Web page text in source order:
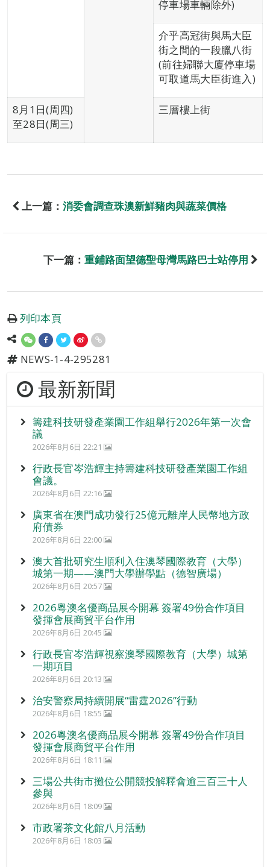
停車場車輛除外)
介乎高冠街與馬大臣
街之間的一段臘八街
(前往婦聯大廈停車場
可取道馬大臣街進入)
8月1日(周四)
至28日(周三)
三層樓上街
上一篇： 消委會調查珠澳新鮮豬肉與蔬菜價格
下一篇： 重鋪路面望德聖母灣馬路巴士站停用
列印本頁
NEWS-1-4-295281
最新新聞
籌建科技研發產業園工作組舉行2026年第一次會
議
2026年8月6日 22:21
行政長官岑浩輝主持籌建科技研發產業園工作組
會議。
2026年8月6日 22:16
廣東省在澳門成功發行25億元離岸人民幣地方政
府債券
2026年8月6日 22:00
澳大首批研究生順利入住澳琴國際教育（大學）
城第一期——澳門大學辦學點（德智廣場）
2026年8月6日 20:57
2026粵澳名優商品展今開幕 簽署49份合作項目
發揮會展商貿平台作用
2026年8月6日 20:45
行政長官岑浩輝視察澳琴國際教育（大學）城第
一期項目
2026年8月6日 20:13
治安警察局持續開展“雷霆2026”行動
2026年8月6日 18:55
2026粵澳名優商品展今開幕 簽署49份合作項目
發揮會展商貿平台作用
2026年8月6日 18:11
三場公共街市攤位公開競投解釋會逾三百三十人
參與
2026年8月6日 18:09
市政署茶文化館八月活動
2026年8月6日 18:03